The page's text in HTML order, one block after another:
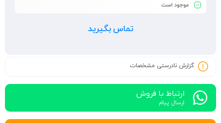
موجود است
تماس بگیرید
گزارش نادرستی مشخصات
ارتباط با فروش
ارسال پیام